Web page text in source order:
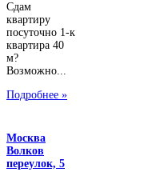
Сдам
квартиру
посуточно 1-к
квартира 40
м?
Возможно...
Подробнее »
Москва
Волков
переулок, 5